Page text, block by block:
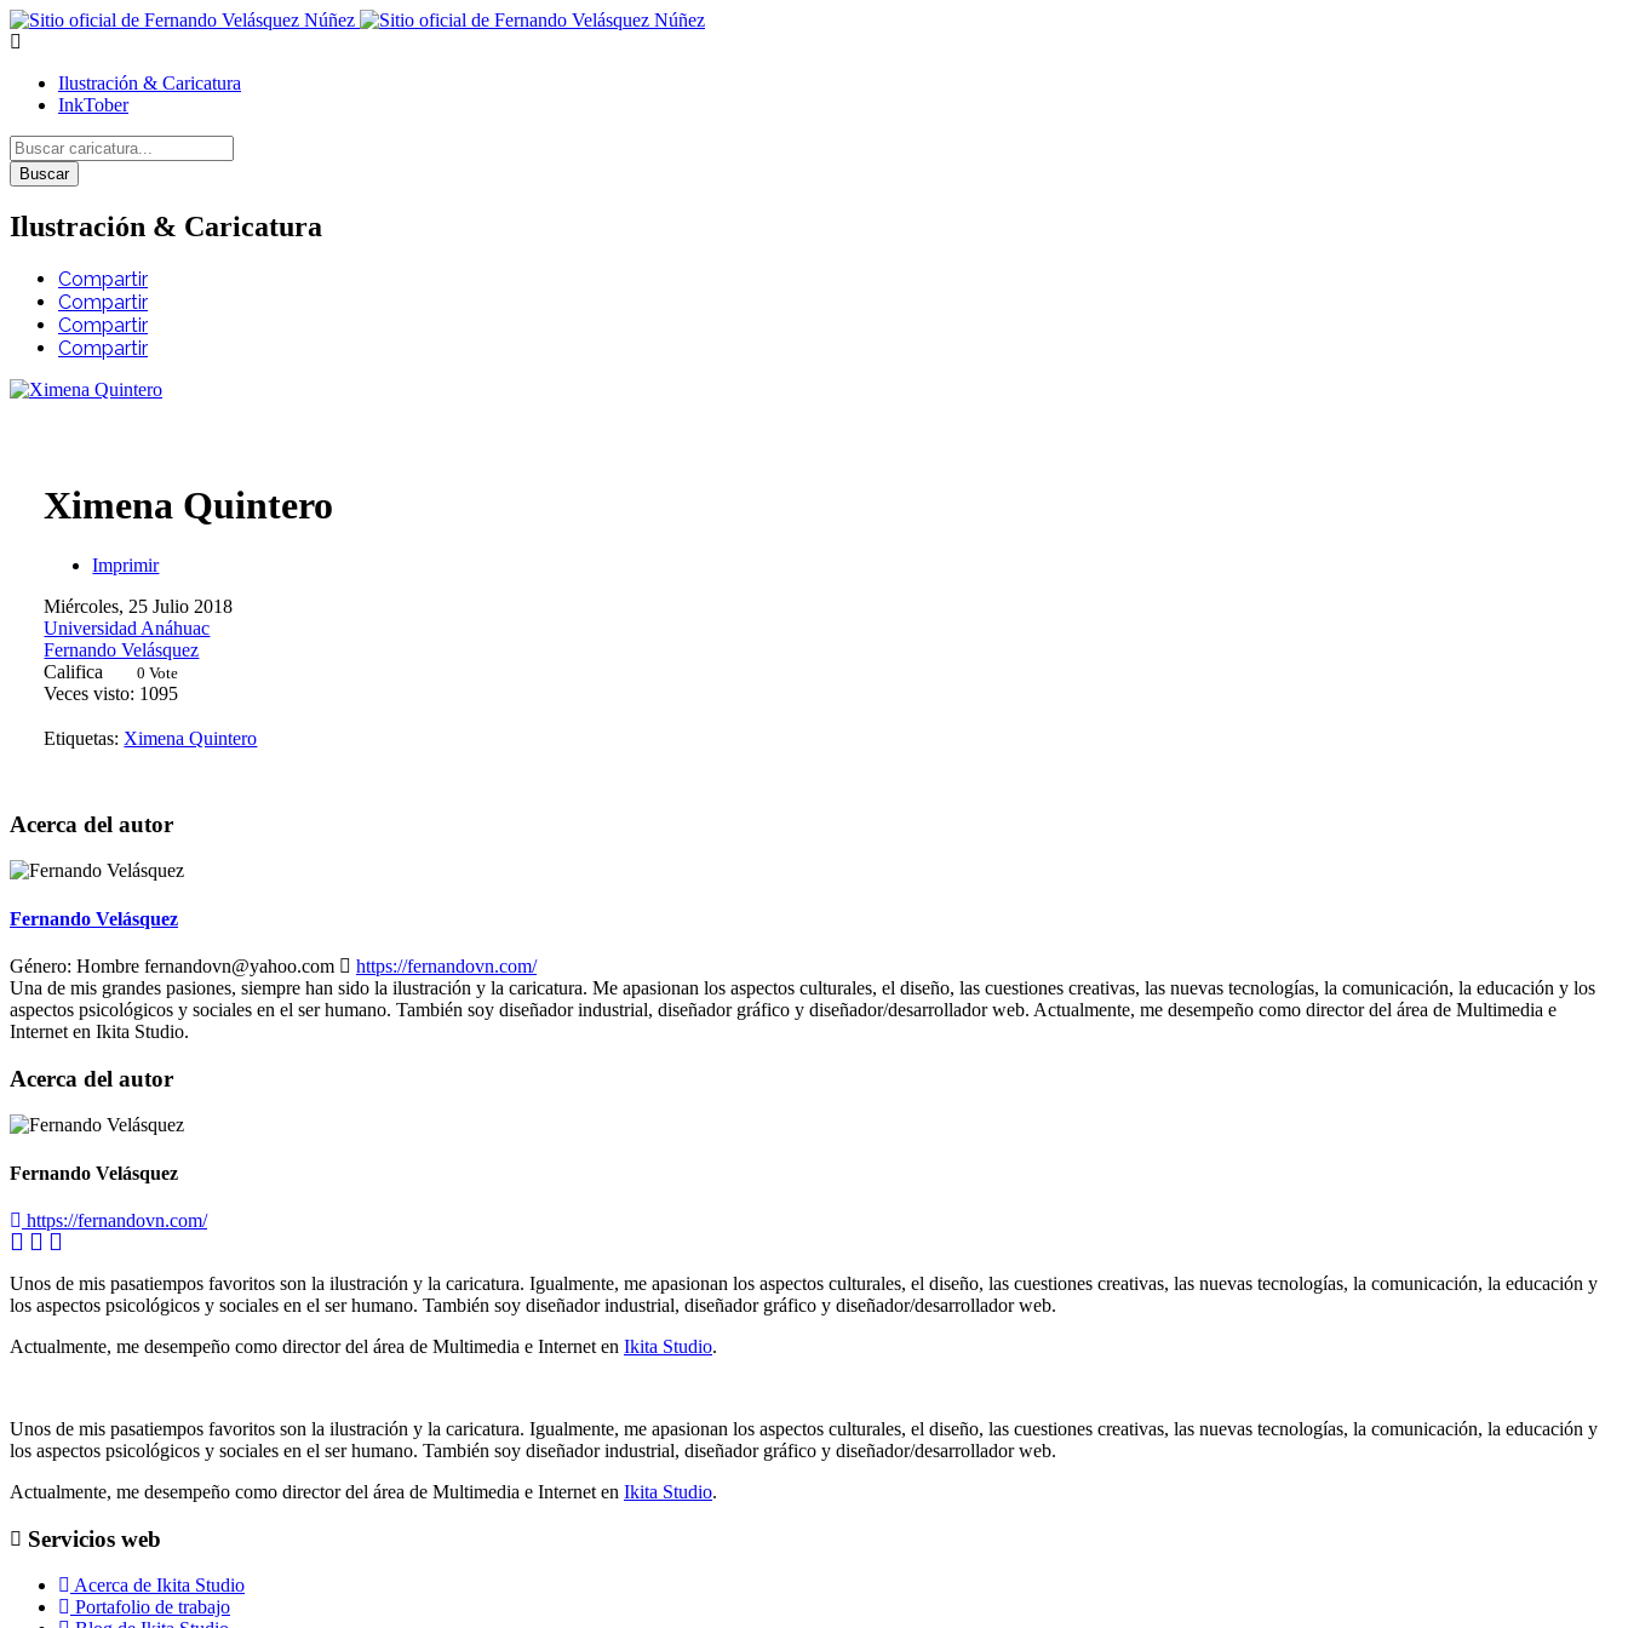
Ilustración & Caricatura
InkTober
Buscar
Ilustración & Caricatura
Compartir
Compartir
Compartir
Compartir
Ximena Quintero
Imprimir
Miércoles, 25 Julio 2018
Universidad Anáhuac
Fernando Velásquez
Califica
0 Vote
Veces visto: 1095
Etiquetas: Ximena Quintero
Acerca del autor
Fernando Velásquez
Género: Hombre fernandovn@yahoo.com
https://fernandovn.com/
Una de mis grandes pasiones, siempre han sido la ilustración y la caricatura. Me apasionan los aspectos culturales, el diseño, las cuestiones creativas, las nuevas tecnologías, la comunicación, la educación y los
aspectos psicológicos y sociales en el ser humano. También soy diseñador industrial, diseñador gráfico y diseñador/desarrollador web. Actualmente, me desempeño como director del área de Multimedia e
Internet en Ikita Studio.
Acerca del autor
Fernando Velásquez
https://fernandovn.com/
Unos de mis pasatiempos favoritos son la ilustración y la caricatura. Igualmente, me apasionan los aspectos culturales, el diseño, las cuestiones creativas, las nuevas tecnologías, la comunicación, la educación y
los aspectos psicológicos y sociales en el ser humano. También soy diseñador industrial, diseñador gráfico y diseñador/desarrollador web.
Actualmente, me desempeño como director del área de Multimedia e Internet en Ikita Studio.
Unos de mis pasatiempos favoritos son la ilustración y la caricatura. Igualmente, me apasionan los aspectos culturales, el diseño, las cuestiones creativas, las nuevas tecnologías, la comunicación, la educación y
los aspectos psicológicos y sociales en el ser humano. También soy diseñador industrial, diseñador gráfico y diseñador/desarrollador web.
Actualmente, me desempeño como director del área de Multimedia e Internet en Ikita Studio.
Servicios web
Acerca de Ikita Studio
Portafolio de trabajo